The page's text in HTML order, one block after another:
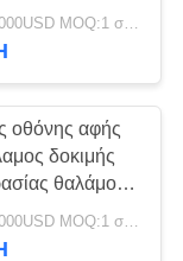
ESS από
χάλυβα LIYI
οθόνης αφής
δοκιμής
θαλάμου
ESS
10000~50000USD MOQ:1 σύνολο